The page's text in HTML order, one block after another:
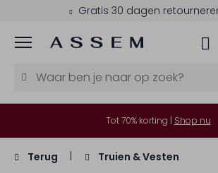
Gratis 30 dagen
Menu
Tot 70% korting | Shop nu
Terug Truien & Vesten